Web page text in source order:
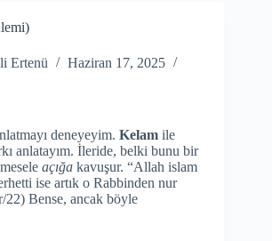
Ertenü
Haziran 17, 2025
deneyeyim. Kelam ile
anlatayım. İleride, belki bunu bir
açığa kavuşur. “Allah islam
ise artık o Rabbinden nur
Bense, ancak böyle